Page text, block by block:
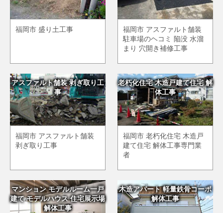
福岡市 盛り土工事
福岡市 アスファルト舗装
駐車場のヘコミ 陥没 水溜
まり 穴開き補修工事
アスファルト舗装 剥ぎ取り工
事
福岡市 アスファルト舗装
剥ぎ取り工事
老朽化住宅 木造戸建て住宅 解
体工事
福岡市 老朽化住宅 木造戸
建て住宅 解体工事専門業
者
マンション モデルルーム一戸
建て モデルハウス 住宅展示場
解体工事
木造アパート 軽量鉄骨コーポ
解体工事